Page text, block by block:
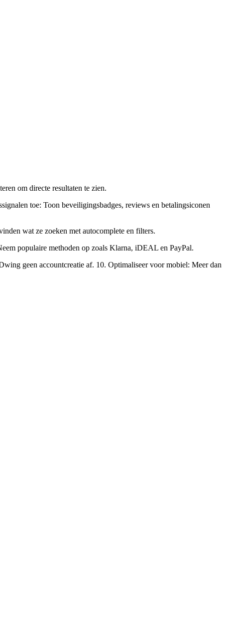
om directe resultaten te zien.
toe: Toon beveiligingsbadges, reviews en betalingsiconen
wat ze zoeken met autocomplete en filters.
populaire methoden op zoals Klarna, iDEAL en PayPal.
geen accountcreatie af. 10. Optimaliseer voor mobiel: Meer dan